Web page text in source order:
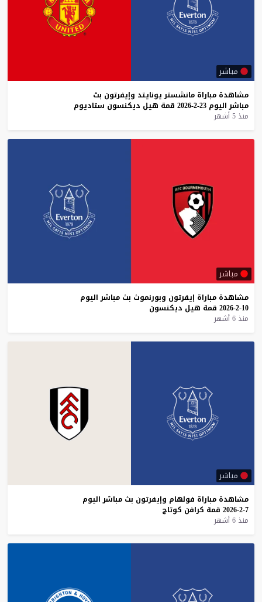
مباشر
مشاهدة مباراة مانشستر يونايتد وإيفرتون بث
مباشر اليوم 23-2-2026 قمة هيل ديكنسون ستاديوم
منذ 5 أشهر
مباشر
مشاهدة مباراة إيفرتون وبورنموث بث مباشر اليوم
10-2-2026
قمة هيل ديكنسون
منذ 6 أشهر
مباشر
مشاهدة مباراة فولهام وإيفرتون بث مباشر اليوم
7-2-2026
قمة كرافن كوتاج
منذ 6 أشهر